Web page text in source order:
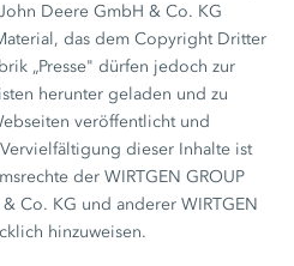
Deere GmbH & Co. KG
das dem Copyright Dritter
„Presse" dürfen jedoch zur
herunter geladen und zu
veröffentlicht und
dieser Inhalte ist
der WIRTGEN GROUP
Co. KG und anderer WIRTGEN
hinzuweisen.